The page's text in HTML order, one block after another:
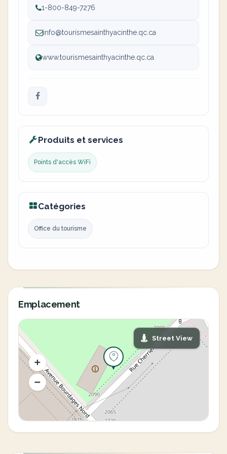
1-800-849-7276
info@tourismesainthyacinthe.qc.ca
www.tourismesainthyacinthe.qc.ca
Produits et services
Points d'accès WiFi
Catégories
Office du tourisme
Emplacement
Street View